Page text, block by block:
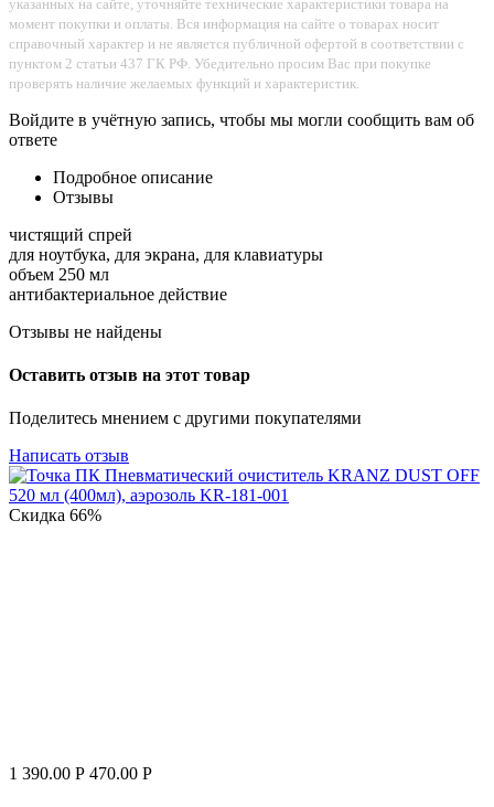
указанных на сайте, уточняйте технические характеристики товара на
момент покупки и оплаты. Вся информация на сайте о товарах носит
справочный характер и не является публичной офертой в соответствии с
пунктом 2 статьи 437 ГК РФ. Убедительно просим Вас при покупке
проверять наличие желаемых функций и характеристик.
Войдите в учётную запись, чтобы мы могли сообщить вам об
ответе
Подробное описание
Отзывы
чистящий спрей
для ноутбука, для экрана, для клавиатуры
объем 250 мл
антибактериальное действие
Отзывы не найдены
Оставить отзыв на этот товар
Поделитесь мнением с другими покупателями
Написать отзыв
Скидка 66%
1 390.00 Р 470.00 Р